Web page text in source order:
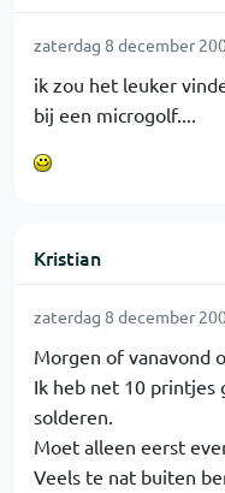
zaterdag 8 december
ik zou het leuker
bij een microgolf....
Kristian
zaterdag 8 december
Morgen of vanavond
Ik heb net 10 printjes
solderen.
Moet alleen eerst
Veels te nat buiten